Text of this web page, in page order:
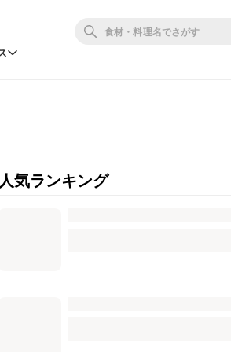
人気ランキング